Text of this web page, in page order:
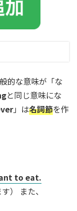
的な意味が「な
と同じ意味にな
」は名詞節を作
to eat.
） また、